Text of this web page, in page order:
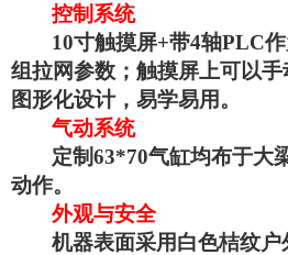
控制系统
10寸触摸屏+带4轴PLC
组拉网参数；触摸屏上可以手
图形化设计，易学易用。
气动系统
定制63*70气缸均布于大
动作。
外观与安全
机器表面采用白色桔纹户